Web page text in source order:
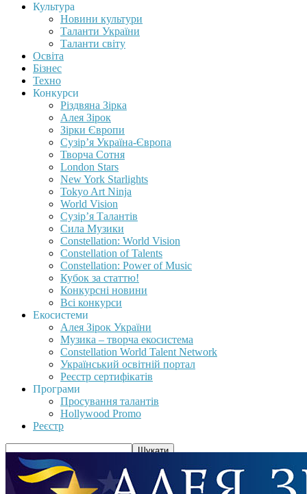
Культура
Новини культури
Таланти України
Таланти світу
Освіта
Бізнес
Техно
Конкурси
Різдвяна Зірка
Алея Зірок
Зірки Європи
Сузір’я Україна-Європа
Творча Сотня
London Stars
New York Starlights
Tokyo Art Ninja
World Vision
Сузір’я Талантів
Сила Музики
Constellation: World Vision
Constellation of Talents
Constellation: Power of Music
Кубок за статтю!
Конкурсні новини
Всі конкурси
Екосистеми
Алея Зірок України
Музика – творча екосистема
Constellation World Talent Network
Український освітній портал
Реєстр сертифікатів
Програми
Просування талантів
Hollywood Promo
Реєстр